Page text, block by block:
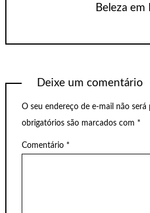
Beleza em
Deixe um comentário
O seu endereço de e-mail não será
obrigatórios são marcados com *
Comentário *